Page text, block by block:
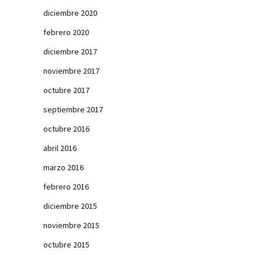
diciembre 2020
febrero 2020
diciembre 2017
noviembre 2017
octubre 2017
septiembre 2017
octubre 2016
abril 2016
marzo 2016
febrero 2016
diciembre 2015
noviembre 2015
octubre 2015